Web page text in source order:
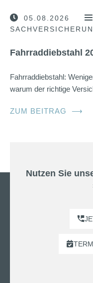
05.08.2026
Fahrraddiebstahl
Fahrraddiebstahl:
warum der richtige
ZUM BEITRAG ⟶
Nutzen Sie